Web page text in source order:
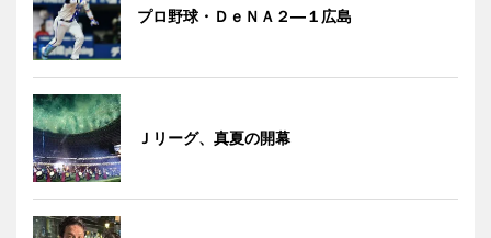
プロ野球・ＤｅＮＡ２―１広島
Ｊリーグ、真夏の開幕